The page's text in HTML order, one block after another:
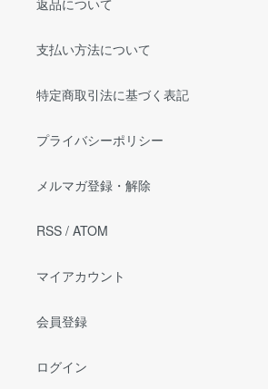
返品について
支払い方法について
特定商取引法に基づく表記
プライバシーポリシー
メルマガ登録・解除
RSS / ATOM
マイアカウント
会員登録
ログイン